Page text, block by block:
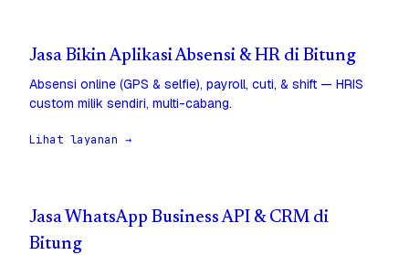
Jasa Bikin Aplikasi Absensi & HR di Bitung
Absensi online (GPS & selfie), payroll, cuti, & shift — HRIS
custom milik sendiri, multi-cabang.
Lihat layanan →
Jasa WhatsApp Business API & CRM di
Bitung